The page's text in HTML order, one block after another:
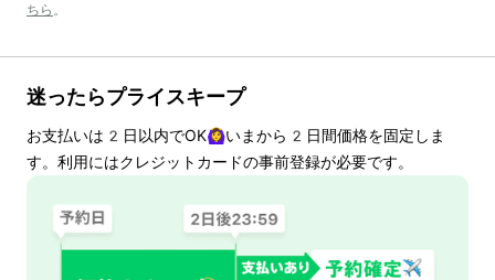
ちら 。
迷ったらプライスキープ
お支払いは 2 日以内でOK🙆‍♀️いまから 2 日間価格を固定しま
す。利用にはクレジットカードの事前登録が必要です。